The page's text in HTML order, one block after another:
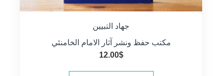
جهاد التبيين
مكتب حفظ ونشر آثار الامام الخامنئي
12.00$